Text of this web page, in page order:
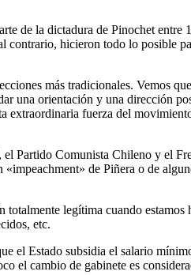
de la dictadura de Pinochet entre
contrario, hicieron todo lo posible
más tradicionales. Vemos
una orientación y una dirección
extraordinaria fuerza del
el Partido Comunista Chileno y el
de Piñera o de
legítima cuando estamos
etc.
el Estado subsidia el salario
el cambio de gabinete es